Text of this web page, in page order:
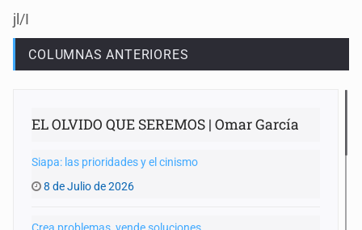
jl/I
COLUMNAS ANTERIORES
EL OLVIDO QUE SEREMOS | Omar García
Siapa: las prioridades y el cinismo
8 de Julio de 2026